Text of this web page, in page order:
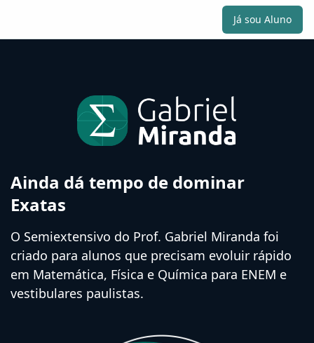
Já sou Aluno
Ainda dá tempo de dominar
Exatas
O Semiextensivo do Prof. Gabriel Miranda foi
criado para alunos que precisam evoluir rápido
em Matemática, Física e Química para ENEM e
vestibulares paulistas.